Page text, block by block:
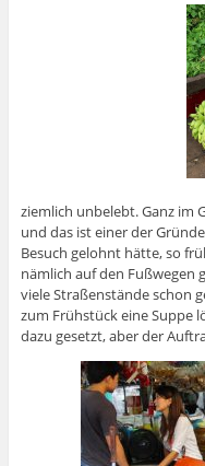
ziemlich unbelebt. Ganz im
und das ist einer der
Besuch gelohnt hätte, so
nämlich auf den Fußwegen
viele Straßenstände schon
zum Frühstück eine Suppe
dazu gesetzt, aber der